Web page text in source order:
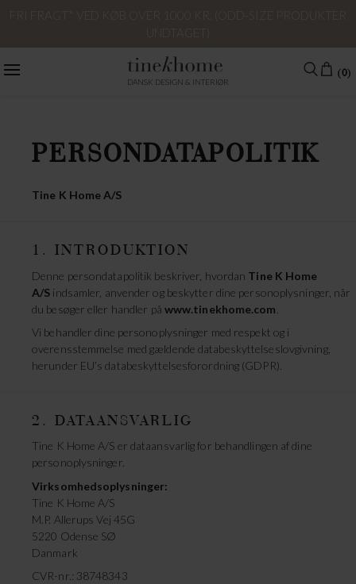
DANSK DESIGN & INTERIØR
(0)
PERSONDATAPOLITIK
Tine K Home A/S
1. INTRODUKTION
Denne persondatapolitik beskriver, hvordan Tine K Home
A/S indsamler, anvender og beskytter dine personoplysninger, når
du besøger eller handler på www.tinekhome.com
Vi behandler dine personoplysninger med respekt og i
overensstemmelse med gældende databeskyttelseslovgivning,
herunder EU’s databeskyttelsesforordning (GDPR).
2. DATAANSVARLIG
Tine K Home A/S er dataansvarlig for behandlingen af dine
personoplysninger.
Virksomhedsoplysninger:
Tine K Home A/S
M.P. Allerups Vej 45G
5220 Odense SØ
Danmark
CVR-nr.: 38748343